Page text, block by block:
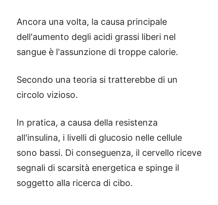
Ancora una volta, la causa principale
dell'aumento degli acidi grassi liberi nel
sangue è l'assunzione di troppe calorie.
Secondo una teoria si tratterebbe di un
circolo vizioso.
In pratica, a causa della resistenza
all'insulina, i livelli di glucosio nelle cellule
sono bassi. Di conseguenza, il cervello riceve
segnali di scarsità energetica e spinge il
soggetto alla ricerca di cibo.